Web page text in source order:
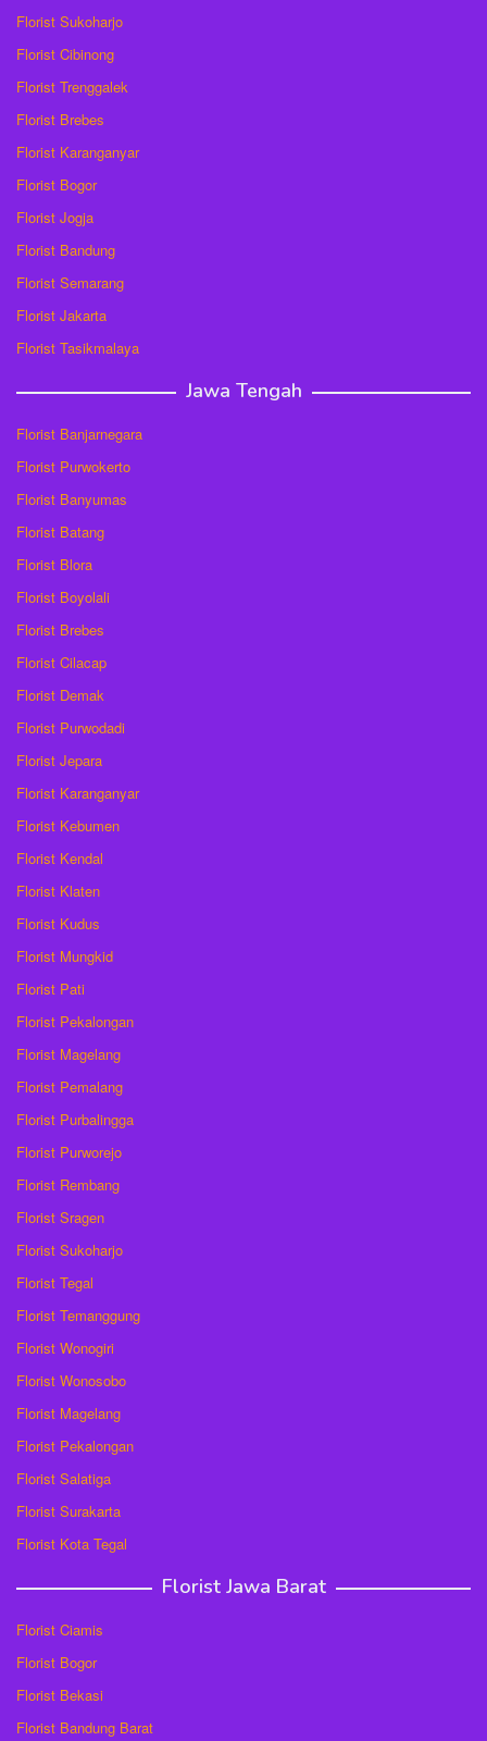
Florist Sukoharjo
Florist Cibinong
Florist Trenggalek
Florist Brebes
Florist Karanganyar
Florist Bogor
Florist Jogja
Florist Bandung
Florist Semarang
Florist Jakarta
Florist Tasikmalaya
Jawa Tengah
Florist Banjarnegara
Florist Purwokerto
Florist Banyumas
Florist Batang
Florist Blora
Florist Boyolali
Florist Brebes
Florist Cilacap
Florist Demak
Florist Purwodadi
Florist Jepara
Florist Karanganyar
Florist Kebumen
Florist Kendal
Florist Klaten
Florist Kudus
Florist Mungkid
Florist Pati
Florist Pekalongan
Florist Magelang
Florist Pemalang
Florist Purbalingga
Florist Purworejo
Florist Rembang
Florist Sragen
Florist Sukoharjo
Florist Tegal
Florist Temanggung
Florist Wonogiri
Florist Wonosobo
Florist Magelang
Florist Pekalongan
Florist Salatiga
Florist Surakarta
Florist Kota Tegal
Florist Jawa Barat
Florist Ciamis
Florist Bogor
Florist Bekasi
Florist Bandung Barat